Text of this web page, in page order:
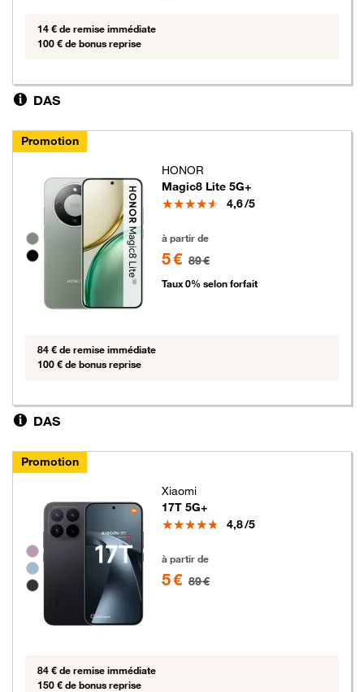
14 € de remise immédiate
100 € de bonus reprise
DAS
Promotion
Groupe de couleurs disponibles non sélectionnables
HONOR
Magic8 Lite 5G+
Note
4,6/5
à partir de
5 € 89 €
Taux 0% selon forfait
84 € de remise immédiate
100 € de bonus reprise
DAS
Promotion
Groupe de couleurs disponibles non sélectionnables
Xiaomi
17T 5G+
Note
4,8/5
à partir de
5 € 89 €
84 € de remise immédiate
150 € de bonus reprise